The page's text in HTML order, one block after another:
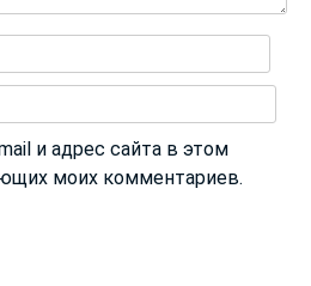
и адрес сайта в этом
моих комментариев.